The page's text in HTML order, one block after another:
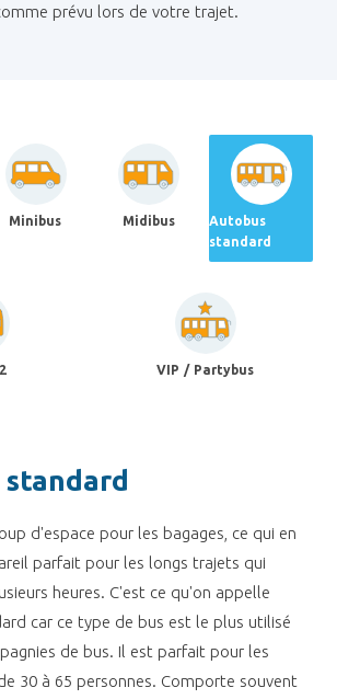
prévu lors de votre trajet.
Minibus Midibus
Autobus
standard
VIP / Partybus
d'espace pour les bagages, ce qui en
parfait pour les longs trajets qui
heures. C'est ce qu'on appelle
car ce type de bus est le plus utilisé
de bus. Il est parfait pour les
30 à 65 personnes. Comporte souvent